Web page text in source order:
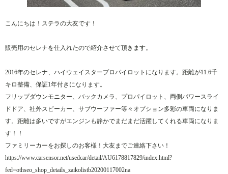
こんにちは！ステラの大友です！
販売用のセレナを仕入れたので紹介させて頂きます。
2016年のセレナ、ハイウェイスタープロパイロットになります。距離が11.6千
キロ整備、保証1年付きになります。
フリップダウンモニター、バックカメラ、プロパイロット、両側パワースライ
ドドア、社外スピーカー、サブウーファー等々オプション多彩の車両になりま
す。距離は多いですがエンジンも静かでまだまだ活躍してくれる車両になりま
す！！
ファミリーカーをお探しのお客様！大友までご連絡下さい！
https://www.carsensor.net/usedcar/detail/AU6178817829/index.html?
fed=othseo_shop_details_zaikolistb20200117002na